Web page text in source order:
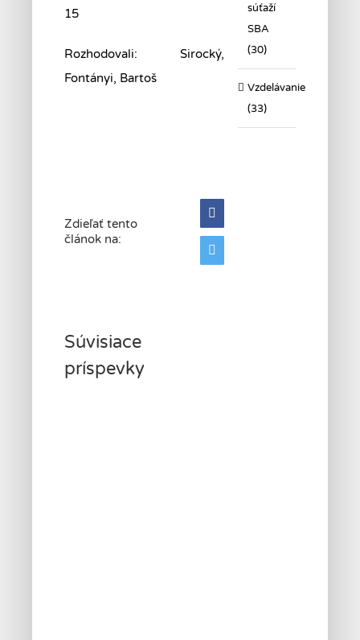
15
Rozhodovali: Sirocký,
Fontányi, Bartoš
Zdieľať tento
článok na:
Facebook
Twitter
Súvisiace
príspevky
súťaží
SBA
(30)
Vzdelávanie
(33)